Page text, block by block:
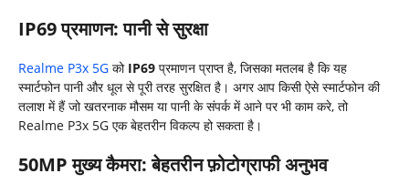
IP69प्रमाणन: पानी से सुरक्षा
Realme P3x 5G को IP69 प्रमाणन प्राप्त है, जिसका मतलब है कि यह
स्मार्टफोन पानी और धूल से पूरी तरह सुरक्षित है। अगर आप किसी ऐसे स्मार्टफोन की
तलाश में हैं जो खतरनाक मौसम या पानी के संपर्क में आने पर भी काम करे, तो
Realme P3x 5G एक बेहतरीन विकल्प हो सकता है।
50MPमुख्य कैमरा: बेहतरीन फ़ोटोग्राफी अनुभव